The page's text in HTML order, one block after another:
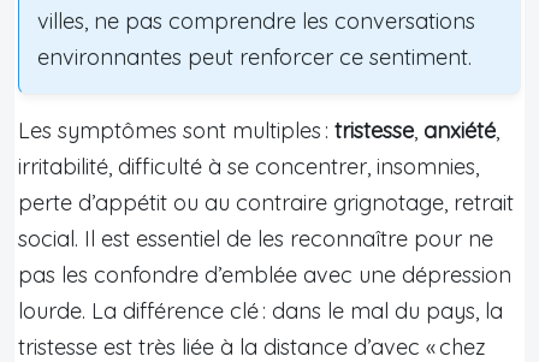
villes, ne pas comprendre les conversations
environnantes peut renforcer ce sentiment.
Les symptômes sont multiples : tristesse, anxiété,
irritabilité, difficulté à se concentrer, insomnies,
perte d’appétit ou au contraire grignotage, retrait
social. Il est essentiel de les reconnaître pour ne
pas les confondre d’emblée avec une dépression
lourde. La différence clé : dans le mal du pays, la
tristesse est très liée à la distance d’avec « chez